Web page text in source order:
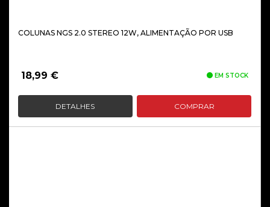
COLUNAS NGS 2.0 STEREO 12W, ALIMENTAÇÃO POR USB
18,99 € EM STOCK
DETALHES COMPRAR